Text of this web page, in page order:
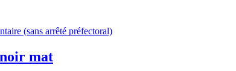
(sans arrêté préfectoral)
mat